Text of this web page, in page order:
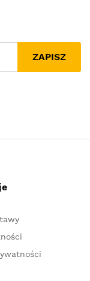
ZAPISZ